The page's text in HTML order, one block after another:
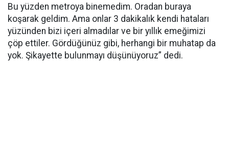
Bu yüzden metroya binemedim. Oradan buraya
koşarak geldim. Ama onlar 3 dakikalık kendi hataları
yüzünden bizi içeri almadılar ve bir yıllık emeğimizi
çöp ettiler. Gördüğünüz gibi, herhangi bir muhatap da
yok. Şikayette bulunmayı düşünüyoruz” dedi.